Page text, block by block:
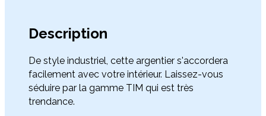
Description
De style industriel, cette argentier s'accordera
facilement avec votre intérieur. Laissez-vous
séduire par la gamme TIM qui est très
trendance.